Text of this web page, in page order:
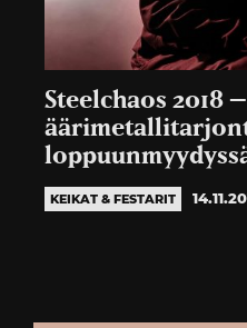
Steelchaos 2018
KEIKAT & FESTARIT